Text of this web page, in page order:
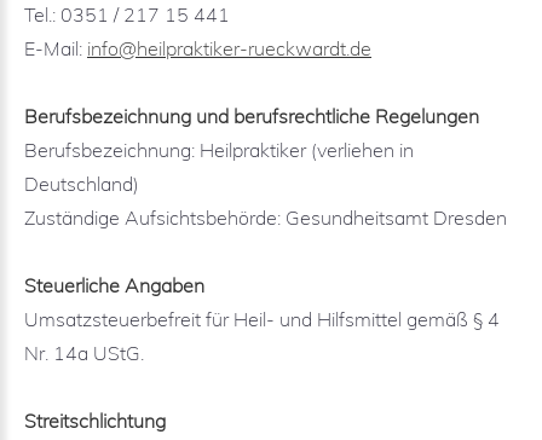
Tel.: 0351 / 217 15 441
E-Mail: info@heilpraktiker-rueckwardt.de
Berufsbezeichnung und berufsrechtliche Regelungen
Berufsbezeichnung: Heilpraktiker (verliehen in
Deutschland)
Zuständige Aufsichtsbehörde: Gesundheitsamt Dresden
Steuerliche Angaben
Umsatzsteuerbefreit für Heil- und Hilfsmittel gemäß § 4
Nr. 14a UStG.
Streitschlichtung